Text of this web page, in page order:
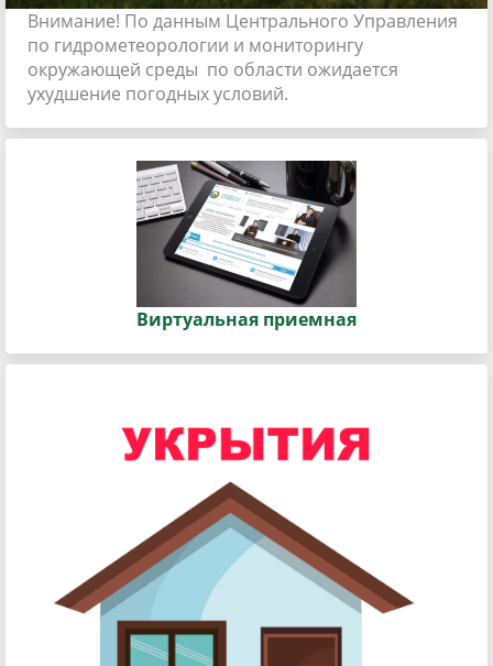
Внимание! По данным Центрального Управления
по гидрометеорологии и мониторингу
окружающей среды по области ожидается
ухудшение погодных условий.
Виртуальная приемная